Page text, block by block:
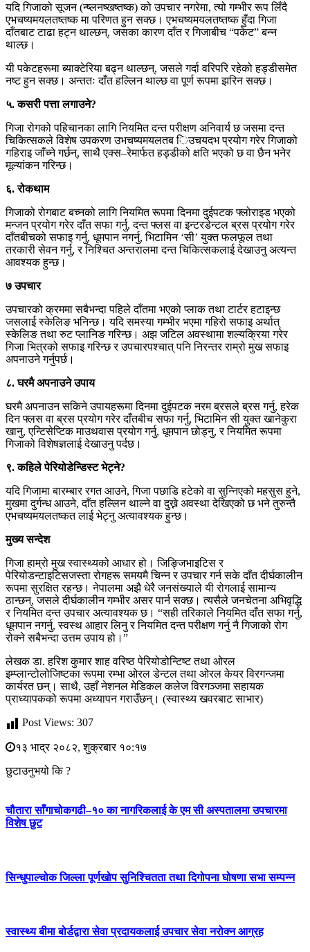
यदि गिजाको सूजन (न्ष्लनष्खष्तष्क) को उपचार नगरेमा, त्यो गम्भीर रूप लिँदै
एभचष्यमयलतष्तष्क मा परिणत हुन सक्छ। एभचष्यमयलतष्तष्क हुँदा गिजा
दाँतबाट टाढा हट्न थाल्छन्, जसका कारण दाँत र गिजाबीच “पकेट” बन्न
थाल्छ।
यी पकेटहरूमा ब्याक्टेरिया बढ्न थाल्छन्, जसले गर्दा वरिपरि रहेको हड्डीसमेत
नष्ट हुन सक्छ। अन्ततः दाँत हल्लिन थाल्छ वा पूर्ण रूपमा झरिन सक्छ।
५. कसरी पत्ता लगाउने?
गिजा रोगको पहिचानका लागि नियमित दन्त परीक्षण अनिवार्य छ जसमा दन्त
चिकित्सकले विशेष उपकरण उभचष्यमयलतब िउचयदभ प्रयोग गरेर गिजाको
गहिराइ जाँच्ने गर्छन्, साथै एक्स–रेमार्फत हड्डीको क्षति भएको छ वा छैन भनेर
मूल्यांकन गरिन्छ।
६. रोकथाम
गिजाको रोगबाट बच्नको लागि नियमित रूपमा दिनमा दुईपटक फ्लोराइड भएको
मन्जन प्रयोग गरेर दाँत सफा गर्नु, दन्त फ्लस वा इन्टरडेन्टल ब्रस प्रयोग गरेर
दाँतबीचको सफाइ गर्नु, धूमपान नगर्नु, भिटामिन ‘सी’ युक्त फलफूल तथा
तरकारी सेवन गर्नु, र निश्चित अन्तरालमा दन्त चिकित्सकलाई देखाउनु अत्यन्त
आवश्यक हुन्छ।
७ उपचार
उपचारको क्रममा सबैभन्दा पहिले दाँतमा भएको प्लाक तथा टार्टर हटाइन्छ
जसलाई स्केलिङ भनिन्छ। यदि समस्या गम्भीर भएमा गहिरो सफाइ अर्थात्
स्केलिङ तथा रुट प्लानिङ गरिन्छ। अझ जटिल अवस्थामा शल्यक्रिया गरेर
गिजा भित्रको सफाइ गरिन्छ र उपचारपश्चात् पनि निरन्तर राम्रो मुख सफाइ
अपनाउने गर्नुपर्छ।
८. घरमै अपनाउने उपाय
घरमै अपनाउन सकिने उपायहरूमा दिनमा दुईपटक नरम ब्रसले ब्रस गर्नु, हरेक
दिन फ्लस वा ब्रस प्रयोग गरेर दाँतबीच सफा गर्नु, भिटामिन सी युक्त खानेकुरा
खानु, एन्टिसेप्टिक माउथवास प्रयोग गर्नु, धूमपान छोड्नु, र नियमित रूपमा
गिजाको विशेषज्ञलाई देखाउनु पर्दछ।
९. कहिले पेरियोडेन्डिस्ट भेट्ने?
यदि गिजामा बारम्बार रगत आउने, गिजा पछाडि हटेको वा सुन्निएको महसुस हुने,
मुखमा दुर्गन्ध आउने, दाँत हल्लिन थाल्ने वा दुख्ने अवस्था देखिएको छ भने तुरुन्तै
एभचष्यमयलतष्कत लाई भेट्नु अत्यावश्यक हुन्छ।
मुख्य सन्देश
गिजा हाम्रो मुख स्वास्थ्यको आधार हो। जिङ्जिभाइटिस र
पेरियोडन्टाइटिसजस्ता रोगहरू समयमै चिन्न र उपचार गर्न सके दाँत दीर्घकालीन
रूपमा सुरक्षित रहन्छ। नेपालमा अझै धेरै जनसंख्याले यी रोगलाई सामान्य
ठान्छन्, जसले दीर्घकालीन गम्भीर असर पार्न सक्छ। त्यसैले जनचेतना अभिवृद्धि
र नियमित दन्त उपचार अत्यावश्यक छ। “सही तरिकाले नियमित दाँत सफा गर्नु,
धूमपान नगर्नु, स्वस्थ आहार लिनु र नियमित दन्त परीक्षण गर्नु नै गिजाको रोग
रोक्ने सबैभन्दा उत्तम उपाय हो।”
लेखक डा. हरिश कुमार शाह वरिष्ठ पेरियोडोन्टिष्ट तथा ओरल
इम्प्लान्टोलोजिष्टका रूपमा रम्भा ओरल डेन्टल तथा ओरल केयर विरगन्जमा
कार्यरत छन्। साथै, उहाँ नेशनल मेडिकल कलेज विरगञ्जमा सहायक
प्राध्यापकको रूपमा अध्यापन गराउँछन्। (स्वास्थ्य खवरबाट साभार)
Post Views: 307
१३ भाद्र २०८२, शुक्रबार १०:१७
छुटाउनुभयो कि ?
चौतारा साँगाचोकगढी–१० का नागरिकलाई के एम सी अस्पतालमा उपचारमा
विशेष छुट
सिन्धुपाल्चोक जिल्ला पूर्णखोप सुनिश्चितता तथा दिगोपना घोषणा सभा सम्पन्न
स्वास्थ्य बीमा बोर्डद्वारा सेवा प्रदायकलाई उपचार सेवा नरोक्न आग्रह